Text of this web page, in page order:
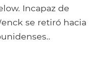
Incapaz de
se retiró hacia